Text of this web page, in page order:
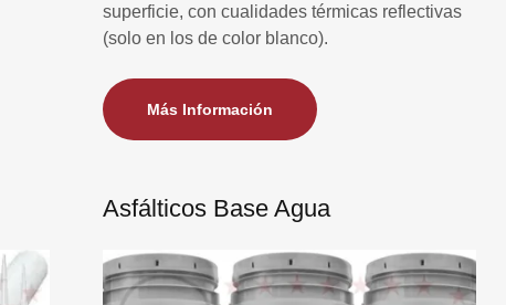
superficie, con cualidades térmicas reflectivas
(solo en los de color blanco).
Más Información
Asfálticos Base Agua